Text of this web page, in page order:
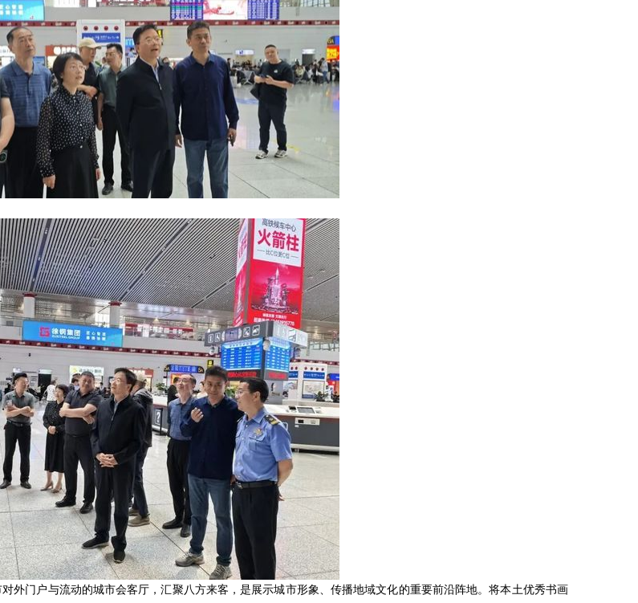
外门户与流动的城市会客厅，汇聚八方来客，是展示城市形象、传播地域文化的重要前沿阵地。将本土优秀书画